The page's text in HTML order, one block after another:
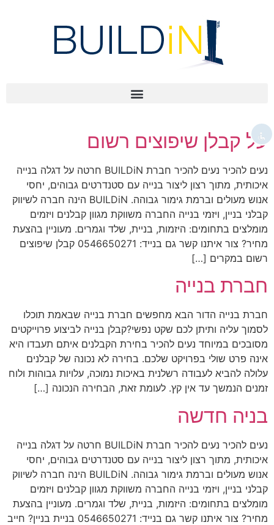
השבת את ההבזקים
zoom_in התקרב
הקטן את הגופן
add_circle_outline הגדל את הגופן
spellcheck גופן קריא
brightness_high ניגודיות בהירה
brightness_low ניגודיות כהה
קו תחתון קישורים
סמן קישורים
אפס
את
כל
האפשרויות
cached
על קבלן שיפוצים רשום
נעים להכיר נעים להכיר חברת BUILDiN חרטה על דגלה בנייה
איכותית, מתוך רצון ליצור בנייה עם סטנדרטים גבוהים, יחסי
אנוש מעולים וברמת גימור גבוהה. BUILDiN הינה חברה לשיווק
קבלני בניין, ויזמי בנייה החברה משווקת מגוון קבלנים ויזמים
מומלצים בתחומים: היזמות, בניית, שלד וגמרים. מעוניין בהצעת
מחיר? צור איתנו קשר גם בנייד: 0546650271 קבלן שיפוצים
רשום במקרים […]
חברת בנייה
חברת בנייה הדור הבא מחפשים חברת בנייה שבאמת תוכלו
לסמוך עליה ותיתן לכם שקט נפשי?קבלן בנייה לביצוע פרוייקטים
מסובכים במיוחד נעים להכיר בחירת הקבלנים איתם תעבדו היא
אינה פרט שולי בפרויקט שלכם. בחירה לא נכונה של קבלנים
עלולה להביא לעבודה רשלנית באיכות נמוכה, עלויות גבוהות ולוח
זמנים הנמשך עד אין קץ. לעומת זאת, הבחירה הנכונה […]
בניה חדשה
נעים להכיר נעים להכיר חברת BUILDiN חרטה על דגלה בנייה
איכותית, מתוך רצון ליצור בנייה עם סטנדרטים גבוהים, יחסי
אנוש מעולים וברמת גימור גבוהה. BUILDiN הינה חברה לשיווק
קבלני בניין, ויזמי בנייה החברה משווקת מגוון קבלנים ויזמים
מומלצים בתחומים: היזמות, בניית, שלד וגמרים. מעוניין בהצעת
מחיר? צור איתנו קשר גם בנייד: 0546650271 בניית בניין? חייב